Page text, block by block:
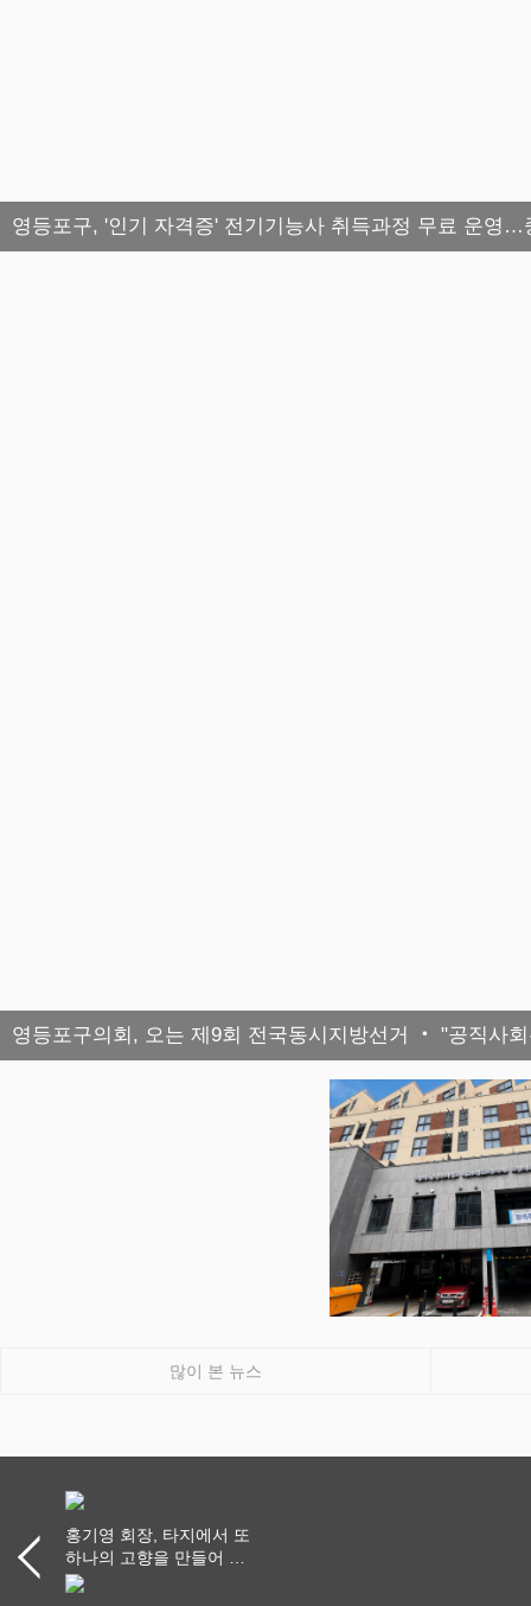
영등포구, '인기 자격증' 전기기능사 취득과정 무료 운영…
영등포구의회, 오는 제9회 전국동시지방선거 ‧ "공직사
많이 본 뉴스
홍기영 회장, 타지에서 또
하나의 고향을 만들어 가
다